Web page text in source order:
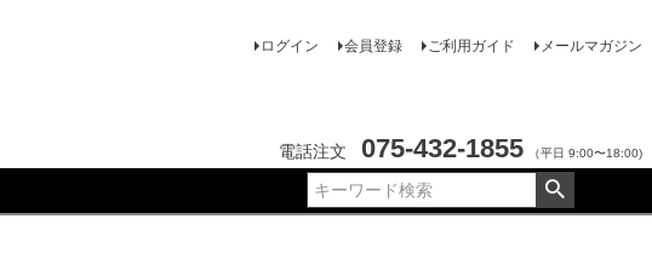
ログイン 会員登録 ご利用ガイド メールマガジン
電話注文 075-432-1855 （平日 9:00〜18:00)